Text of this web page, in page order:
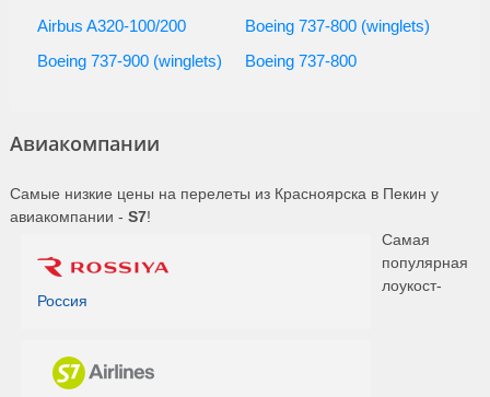
Airbus A320-100/200
Boeing 737-800 (winglets)
Boeing 737-900 (winglets)
Boeing 737-800
Авиакомпании
Самые низкие цены на перелеты из Красноярска в Пекин у
авиакомпании - S7!
Россия
Самая
популярная
лоукост-